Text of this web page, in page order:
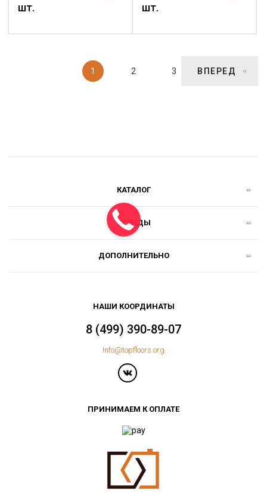
шт.
шт.
1 2 3 ВПЕРЕД
КАТАЛОГ
БРЕНДЫ
ДОПОЛНИТЕЛЬНО
НАШИ КООРДИНАТЫ
8 (499) 390-89-07
Info@topfloors.org
ПРИНИМАЕМ К ОПЛАТЕ